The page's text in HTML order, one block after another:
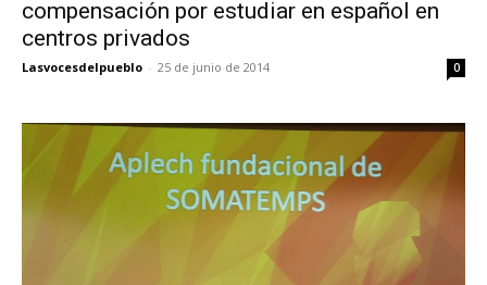
compensación por estudiar en español en
centros privados
Lasvocesdelpueblo - 25 de junio de 2014 0